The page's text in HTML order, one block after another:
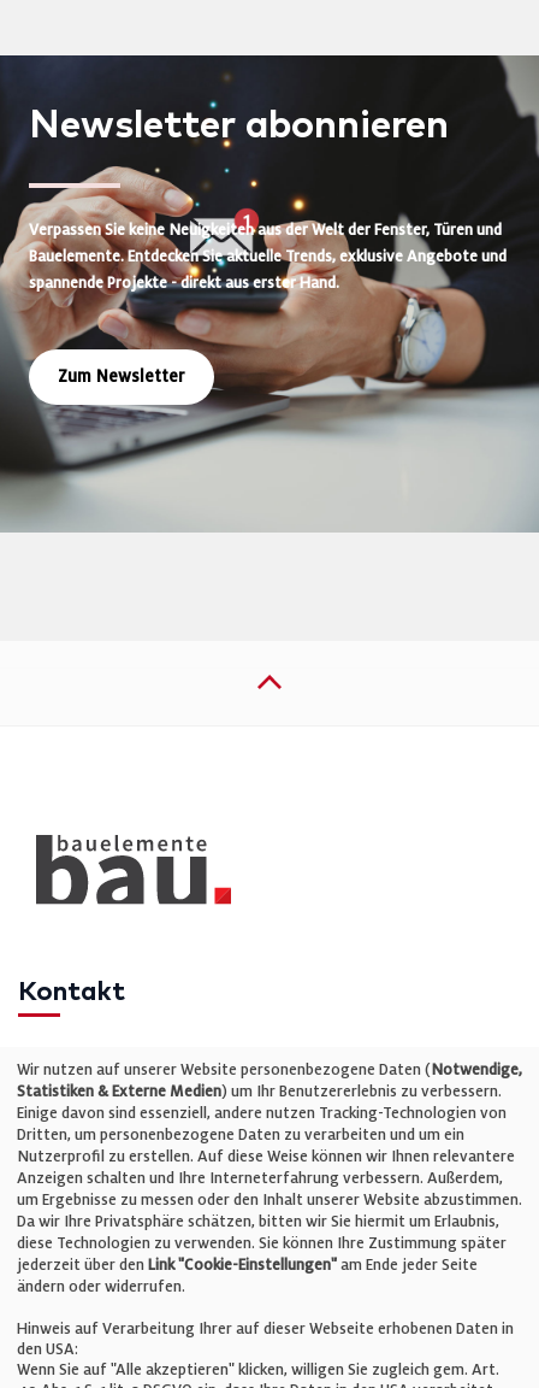
Newsletter abonnieren
Verpassen Sie keine Neuigkeiten aus der Welt der Fenster, Türen und
Bauelemente. Entdecken Sie aktuelle Trends, exklusive Angebote und
spannende Projekte - direkt aus erster Hand.
Zum Newsletter
Kontakt
Telefon: +49 (0)711 2585563-0
E-Mail:info@bauelemente-bau.eu
Unternehmen
Impressum
Cookie-Einstellungen
Wir nutzen auf unserer Website personenbezogene Daten (Notwendige,
Statistiken & Externe Medien) um Ihr Benutzererlebnis zu verbessern.
Einige davon sind essenziell, andere nutzen Tracking-Technologien von
Dritten, um personenbezogene Daten zu verarbeiten und um ein
Nutzerprofil zu erstellen. Auf diese Weise können wir Ihnen relevantere
Anzeigen schalten und Ihre Interneterfahrung verbessern. Außerdem,
um Ergebnisse zu messen oder den Inhalt unserer Website abzustimmen.
Da wir Ihre Privatsphäre schätzen, bitten wir Sie hiermit um Erlaubnis,
diese Technologien zu verwenden. Sie können Ihre Zustimmung später
jederzeit über den Link "Cookie-Einstellungen" am Ende jeder Seite
ändern oder widerrufen.
Hinweis auf Verarbeitung Ihrer auf dieser Webseite erhobenen Daten in
den USA:
Wenn Sie auf "Alle akzeptieren" klicken, willigen Sie zugleich gem. Art.